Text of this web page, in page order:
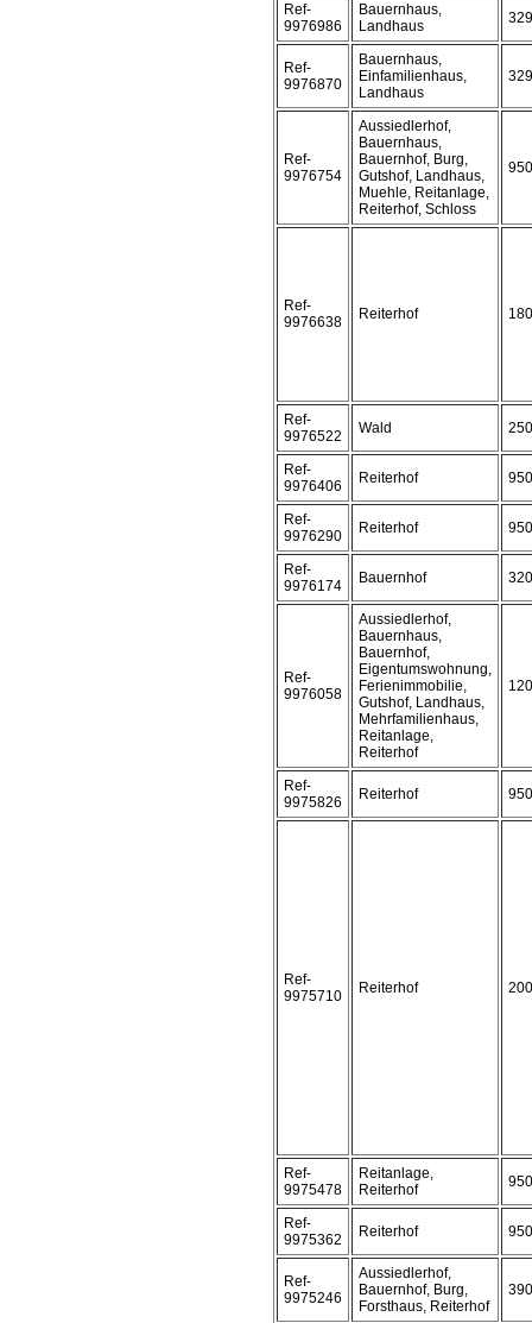
Ref-
9976986
Bauernhaus,
Landhaus
Ref-
9976870
Bauernhaus,
Einfamilienhaus,
Landhaus
Ref-
9976754
Aussiedlerhof,
Bauernhaus,
Bauernhof, Burg,
Gutshof, Landhaus,
Muehle, Reitanlage,
Reiterhof, Schloss
Ref-
9976638
Reiterhof
Ref-
9976522
Wald
Ref-
9976406
Reiterhof
Ref-
9976290
Reiterhof
Ref-
9976174
Bauernhof
Ref-
9976058
Aussiedlerhof,
Bauernhaus,
Bauernhof,
Eigentumswohnung,
Ferienimmobilie,
Gutshof, Landhaus,
Mehrfamilienhaus,
Reitanlage,
Reiterhof
Ref-
9975826
Reiterhof
Ref-
9975710
Reiterhof
Ref-
9975478
Reitanlage,
Reiterhof
Ref-
9975362
Reiterhof
Ref-
9975246
Aussiedlerhof,
Bauernhof, Burg,
Forsthaus, Reiterhof